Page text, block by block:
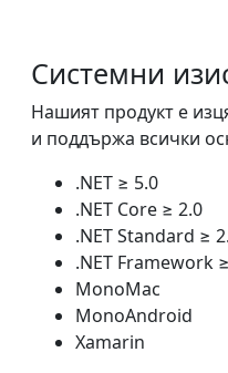
Системни
Нашият продукт е
и поддържа всички
.NET ≥ 5.0
.NET Core ≥ 2.0
.NET Standard ≥
.NET Framework
MonoMac
MonoAndroid
Xamarin